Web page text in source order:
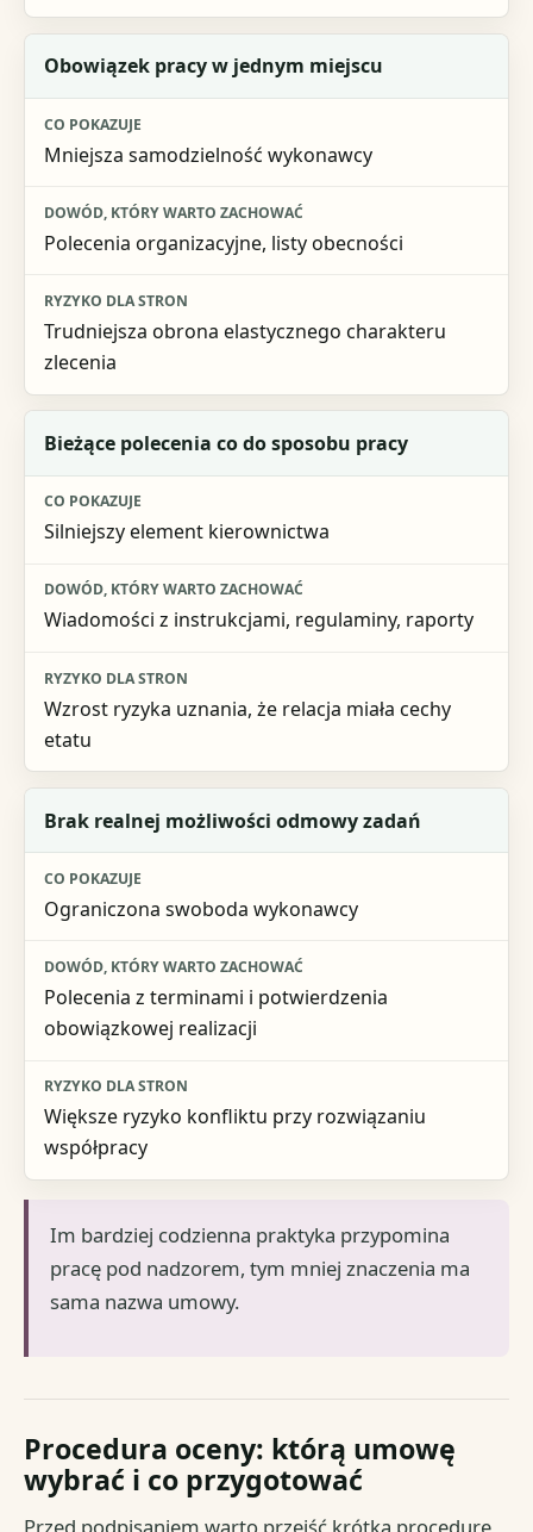
Obowiązek pracy w jednym miejscu
Mniejsza samodzielność wykonawcy
Polecenia organizacyjne, listy obecności
Trudniejsza obrona elastycznego charakteru
zlecenia
Bieżące polecenia co do sposobu pracy
Silniejszy element kierownictwa
Wiadomości z instrukcjami, regulaminy, raporty
Wzrost ryzyka uznania, że relacja miała cechy
etatu
Brak realnej możliwości odmowy zadań
Ograniczona swoboda wykonawcy
Polecenia z terminami i potwierdzenia
obowiązkowej realizacji
Większe ryzyko konfliktu przy rozwiązaniu
współpracy
Im bardziej codzienna praktyka przypomina
pracę pod nadzorem, tym mniej znaczenia ma
sama nazwa umowy.
Procedura oceny: którą umowę
wybrać i co przygotować